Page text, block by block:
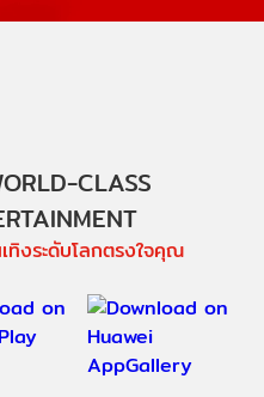
CLASS
ทิงระดับโลกตรงใจคุณ